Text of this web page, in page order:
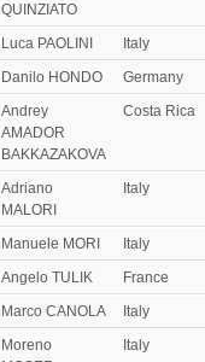
QUINZIATO
Luca PAOLINI Italy
Danilo HONDO Germany
Andrey
AMADOR
BAKKAZAKOVA
Costa Rica
Adriano
MALORI
Italy
Manuele MORI Italy
Angelo TULIK France
Marco CANOLA Italy
Moreno
Italy